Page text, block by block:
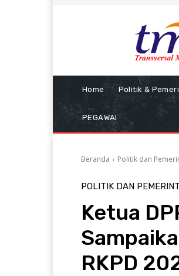
Home Politik &
PEGAWAI
Beranda Politik dan
POLITIK DAN
Ketua
RKPD